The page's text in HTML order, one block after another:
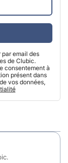
par email des
de Clubic.
consentement à
présent dans
vos données,